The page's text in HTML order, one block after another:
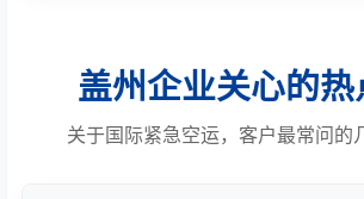
盖州企业关心的
关于国际紧急空运，客户最常问的